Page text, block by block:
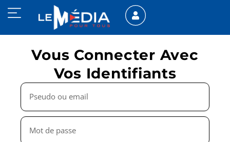
Vous Connecter Avec
Vos Identifiants